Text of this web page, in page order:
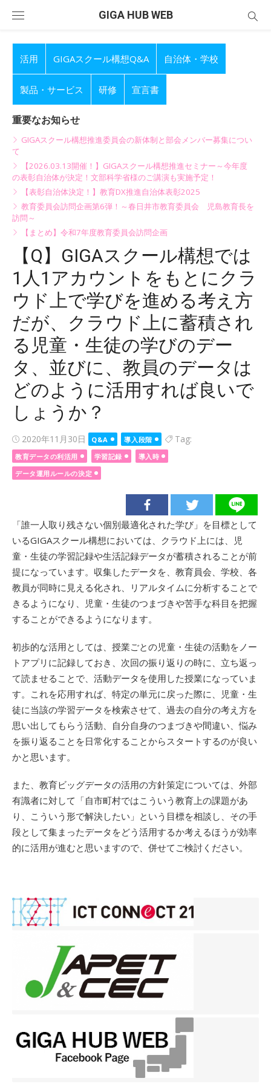
GIGA HUB WEB
活用 GIGAスクール構想Q&A 自治体・学校
製品・サービス 研修 宣言書
重要なお知らせ
GIGAスクール構想推進委員会の新体制と部会メンバー募集につい
て
【2026.03.13開催！】GIGAスクール構想推進セミナー～今年度
の表彰自治体が決定！文部科学省様のご講演も実施予定！
【表彰自治体決定！】教育DX推進自治体表彰2025
教育委員会訪問企画第6弾！～春日井市教育委員会 児島教育長を
訪問～
【まとめ】令和7年度教育委員会訪問企画
【Q】GIGAスクール構想では
1人1アカウントをもとにクラ
ウド上で学びを進める考え方
だが、クラウド上に蓄積され
る児童・生徒の学びのデー
タ、並びに、教員のデータは
どのように活用すれば良いで
しょうか？
Posted
on
2020年11月30日 Q&A 導入段階 Tag:
教育データの利活用 学習記録
導入時
データ運用ルールの決定
「誰一人取り残さない個別最適化された学び」を目標として
いるGIGAスクール構想においては、クラウド上には、児
童・生徒の学習記録や生活記録データが蓄積されることが前
提になっています。収集したデータを、教育員会、学校、各
教員が同時に見える化され、リアルタイムに分析することで
きるようになり、児童・生徒のつまづきや苦手な科目を把握
することができるようになります。
初歩的な活用としては、授業ごとの児童・生徒の活動をノー
トアプリに記録しておき、次回の振り返りの時に、立ち返っ
て読ませることで、活動データを使用した授業になっていま
す。これを応用すれば、特定の単元に戻った際に、児童・生
徒に当該の学習データを検索させて、過去の自分の考え方を
思い出してもらう活動、自分自身のつまづきや間違い、悩み
を振り返ることを日常化することからスタートするのが良い
かと思います。
また、教育ビッグデータの活用の方針策定については、外部
有識者に対して「自市町村ではこういう教育上の課題があ
り、こういう形で解決したい」という目標を相談し、その手
段として集まったデータをどう活用するか考えるほうが効率
的に活用が進むと思いますので、併せてご検討ください。